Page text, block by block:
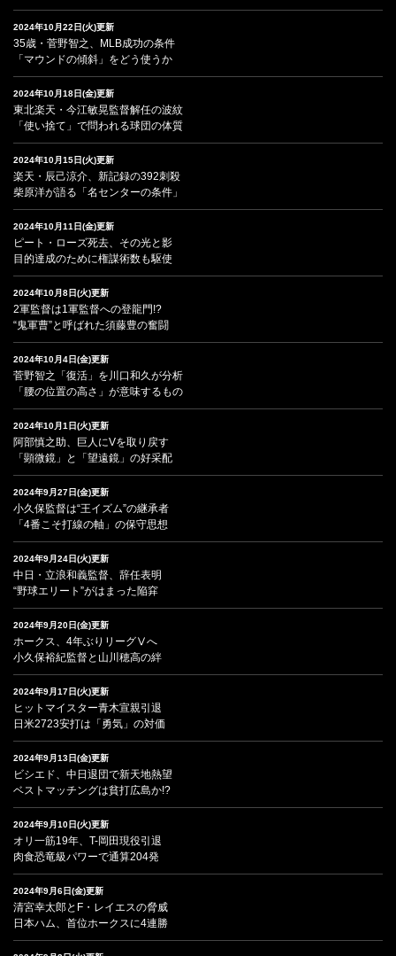
2024年10月22日(火)更新
35歳・菅野智之、MLB成功の条件
「マウンドの傾斜」をどう使うか
2024年10月18日(金)更新
東北楽天・今江敏晃監督解任の波紋
「使い捨て」で問われる球団の体質
2024年10月15日(火)更新
楽天・辰己涼介、新記録の392刺殺
柴原洋が語る「名センターの条件」
2024年10月11日(金)更新
ピート・ローズ死去、その光と影
目的達成のために権謀術数も駆使
2024年10月8日(火)更新
2軍監督は1軍監督への登龍門!?
“鬼軍曹”と呼ばれた須藤豊の奮闘
2024年10月4日(金)更新
菅野智之「復活」を川口和久が分析
「腰の位置の高さ」が意味するもの
2024年10月1日(火)更新
阿部慎之助、巨人にVを取り戻す
「顕微鏡」と「望遠鏡」の好采配
2024年9月27日(金)更新
小久保監督は“王イズム”の継承者
「4番こそ打線の軸」の保守思想
2024年9月24日(火)更新
中日・立浪和義監督、辞任表明
“野球エリート”がはまった陥穽
2024年9月20日(金)更新
ホークス、4年ぶりリーグⅤへ
小久保裕紀監督と山川穂高の絆
2024年9月17日(火)更新
ヒットマイスター青木宣親引退
日米2723安打は「勇気」の対価
2024年9月13日(金)更新
ビシエド、中日退団で新天地熱望
ベストマッチングは貧打広島か!?
2024年9月10日(火)更新
オリ一筋19年、T-岡田現役引退
肉食恐竜級パワーで通算204発
2024年9月6日(金)更新
清宮幸太郎とF・レイエスの脅威
日本ハム、首位ホークスに4連勝